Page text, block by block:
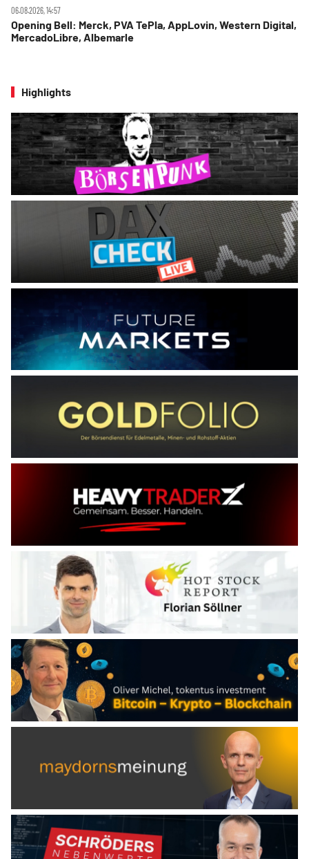
06.08.2026, 14:57
Opening Bell: Merck, PVA TePla, AppLovin, Western Digital,
MercadoLibre, Albemarle
Highlights